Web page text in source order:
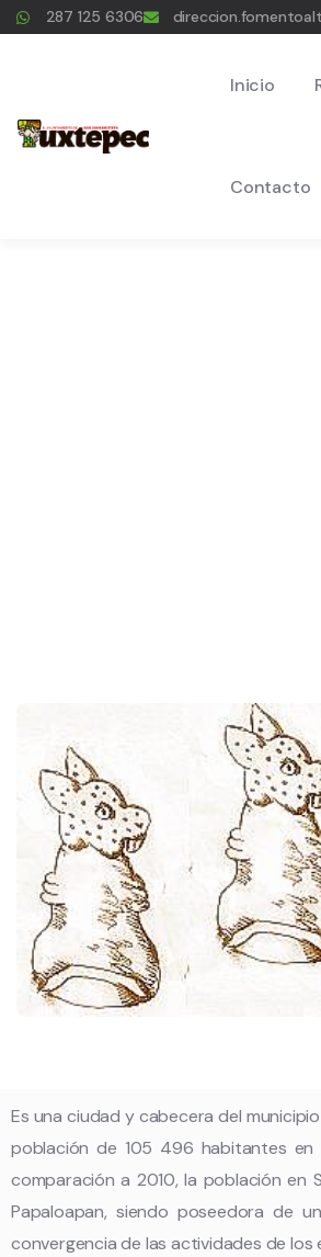
287 125 6306
Inicio
Contacto
Es una ciudad y cabecera del
población de 105 496 habitantes en
comparación a 2010, la población en
Papaloapan, siendo poseedora de
convergencia de las actividades de los